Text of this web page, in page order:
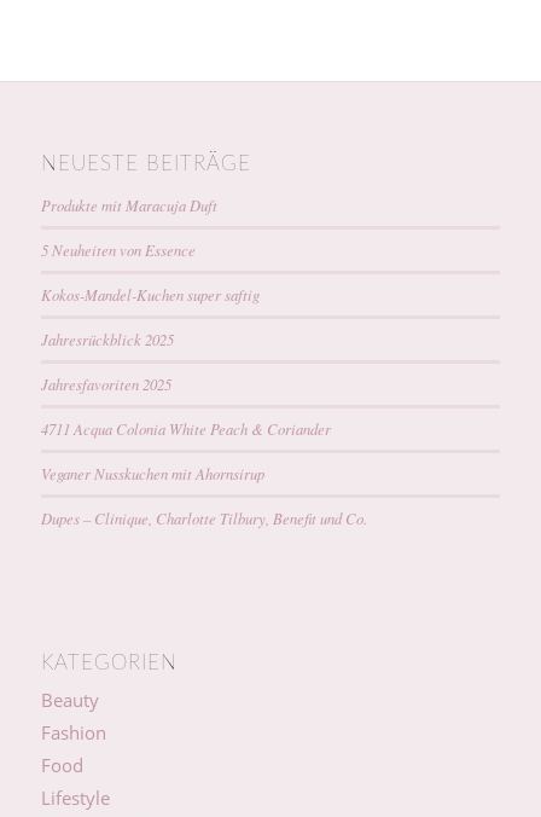
NEUESTE BEITRÄGE
Produkte mit Maracuja Duft
5 Neuheiten von Essence
Kokos-Mandel-Kuchen super saftig
Jahresrückblick 2025
Jahresfavoriten 2025
4711 Acqua Colonia White Peach & Coriander
Veganer Nusskuchen mit Ahornsirup
Dupes – Clinique, Charlotte Tilbury, Benefit und Co.
KATEGORIEN
Beauty
Fashion
Food
Lifestyle